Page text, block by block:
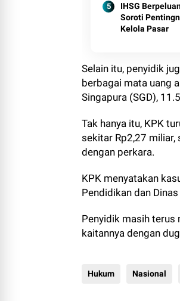
IHSG
Soroti
Kelola Pasar
Selain itu, penyidik
berbagai mata uang
Singapura (SGD),
Tak hanya itu, KPK
sekitar Rp2,27
dengan perkara.
KPK menyatakan
Pendidikan dan
Penyidik masih terus
kaitannya dengan
Hukum Nasional